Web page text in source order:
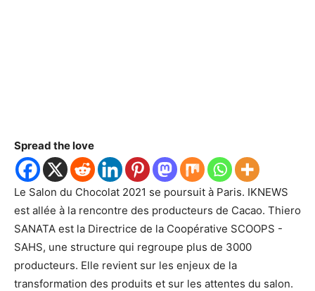
Spread the love
Le Salon du Chocolat 2021 se poursuit à Paris. IKNEWS
est allée à la rencontre des producteurs de Cacao. Thiero
SANATA est la Directrice de la Coopérative SCOOPS -
SAHS, une structure qui regroupe plus de 3000
producteurs. Elle revient sur les enjeux de la
transformation des produits et sur les attentes du salon.